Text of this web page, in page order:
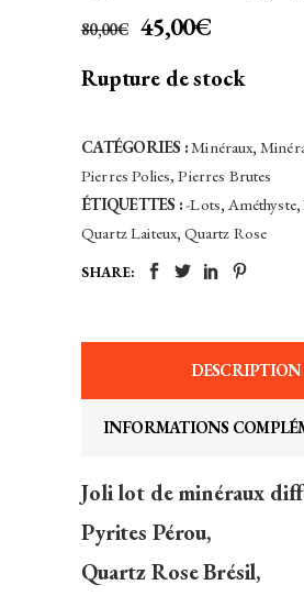
80,00€
LE
INITIAL
80,00€.
45,00€LE
ACTUEL
45,00€.
Rupture de stock
CATÉGORIES :Minéraux,
Pierres Polies, Pierres Brutes
ÉTIQUETTES :-Lots, Améthyste,
Quartz Laiteux, Quartz Rose
SHARE:
DESCRIPTION
INFORMATIONS
Joli lot de minéraux
Pyrites Pérou,
Quartz Rose Brésil,